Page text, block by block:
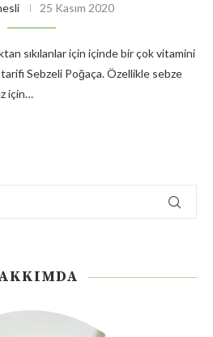
25 Kasım 2020
sıkılanlar için içinde bir çok vitamini
Sebzeli Poğaça. Özellikle sebze
için…